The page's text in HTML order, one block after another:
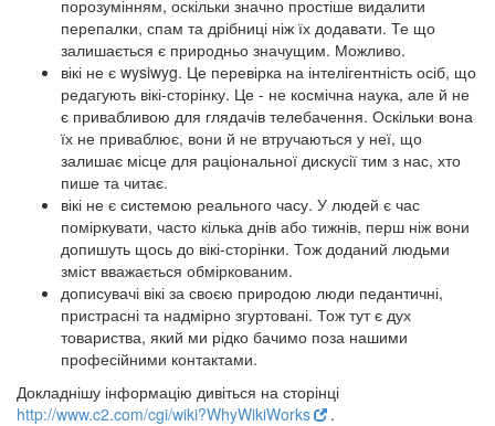
порозумінням, оскільки значно простіше видалити
перепалки, спам та дрібниці ніж їх додавати. Те що
залишається є природньо значущим. Можливо.
вікі не є wysiwyg. Це перевірка на інтелігентність осіб, що
редагують вікі-сторінку. Це - не космічна наука, але й не
є привабливою для глядачів телебачення. Оскільки вона
їх не приваблює, вони й не втручаються у неї, що
залишає місце для раціональної дискусії тим з нас, хто
пише та читає.
вікі не є системою реального часу. У людей є час
поміркувати, часто кілька днів або тижнів, перш ніж вони
допишуть щось до вікі-сторінки. Тож доданий людьми
зміст вважається обміркованим.
дописувачі вікі за своєю природою люди педантичні,
пристрасні та надмірно згуртовані. Тож тут є дух
товариства, який ми рідко бачимо поза нашими
професійними контактами.
Докладнішу інформацію дивіться на сторінці
http://www.c2.com/cgi/wiki?WhyWikiWorks
.